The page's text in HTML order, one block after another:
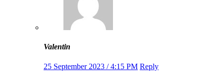
Valentin
25 September 2023 / 4:15 PM Reply